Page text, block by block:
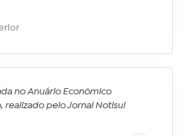
no Anuário Econômico
realizado pelo Jornal Notisul